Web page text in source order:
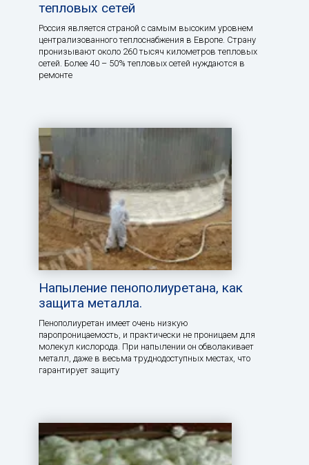
тепловых сетей
Россия является страной с самым высоким уровнем
централизованного теплоснабжения в Европе. Страну
пронизывают около 260 тысяч километров тепловых
сетей. Более 40 – 50% тепловых сетей нуждаются в
ремонте
Напыление пенополиуретана, как
защита металла.
Пенополиуретан имеет очень низкую
паропроницаемость, и практически не проницаем для
молекул кислорода. При напылении он обволакивает
металл, даже в весьма труднодоступных местах, что
гарантирует защиту